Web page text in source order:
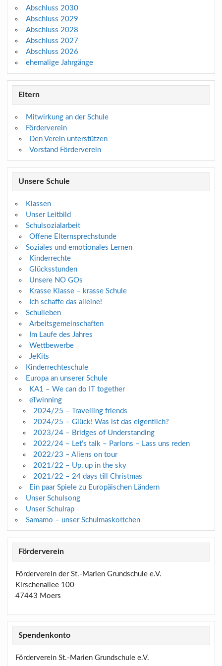
Abschluss 2030
Abschluss 2029
Abschluss 2028
Abschluss 2027
Abschluss 2026
ehemalige Jahrgänge
Eltern
Mitwirkung an der Schule
Förderverein
Den Verein unterstützen
Vorstand Förderverein
Unsere Schule
Klassen
Unser Leitbild
Schulsozialarbeit
Offene Elternsprechstunde
Soziales und emotionales Lernen
Kinderrechte
Glücksstunden
Unsere NO GOs
Krasse Klasse – krasse Schule
Ich schaffe das alleine!
Schulleben
Arbeitsgemeinschaften
Im Laufe des Jahres
Wettbewerbe
JeKits
Kinderrechteschule
Europa an unserer Schule
KA1 – We can do IT together
eTwinning
2024/25 – Travelling friends
2024/25 – Glück! Was ist das eigentlich?
2023/24 – Bridges of Understanding
2022/24 – Let’s talk – Parlons – Lass uns reden
2022/23 – Aliens on tour
2021/22 – Up, up in the sky
2021/22 – 24 days till Christmas
Ein paar Spiele zu Europäischen Ländern
Unser Schulsong
Unser Schulrap
Samamo – unser Schulmaskottchen
Förderverein
Förderverein der St.-Marien Grundschule e.V.
Kirschenallee 100
47443 Moers
Spendenkonto
Förderverein St.-Marien Grundschule e.V.